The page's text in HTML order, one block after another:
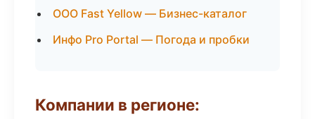
ООО Fast Yellow — Бизнес-каталог
Инфо Pro Portal — Погода и пробки
Компании в регионе: